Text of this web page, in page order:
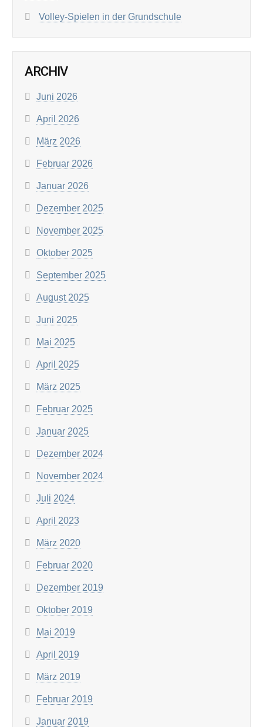
Volley-Spielen in der Grundschule
ARCHIV
Juni 2026
April 2026
März 2026
Februar 2026
Januar 2026
Dezember 2025
November 2025
Oktober 2025
September 2025
August 2025
Juni 2025
Mai 2025
April 2025
März 2025
Februar 2025
Januar 2025
Dezember 2024
November 2024
Juli 2024
April 2023
März 2020
Februar 2020
Dezember 2019
Oktober 2019
Mai 2019
April 2019
März 2019
Februar 2019
Januar 2019